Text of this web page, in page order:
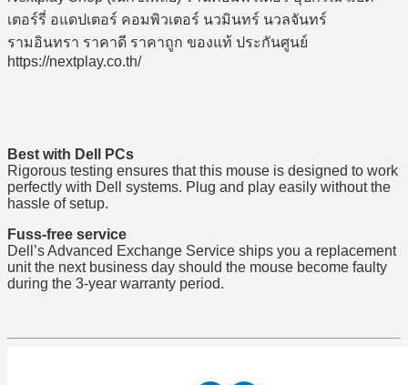
Best with Dell PCs
Rigorous testing ensures that this mouse is designed to work
perfectly with Dell systems. Plug and play easily without the
hassle of setup.
Fuss-free service
Dell’s Advanced Exchange Service ships you a replacement
unit the next business day should the mouse become faulty
during the 3-year warranty period.